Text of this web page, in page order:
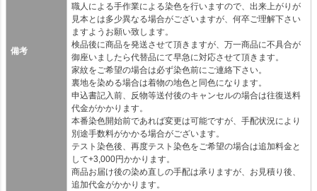
備考
職人による手作業による染色を行いますので、出来上がりが
見本とは多少異なる場合がございますが、何卒ご理解下さい
ますようお願い致します。
検品後に商品を発送させて頂きますが、万一商品に不具合が
御座いましたら代替品にて早急に対応させて頂きます。
家紋をご希望の場合は必ず染色前にご連絡下さい。
裏地を染める場合は着物の地色と同色になります。
申込書記入前、反物等送付後のキャンセルの場合は往復送料
代金がかかります。
本番染色開始前であれば変更は可能ですが、手配状況により
別途手数料がかかる場合がございます。
テスト染色後、再度テスト染色をご希望の場合は追加料金と
して+3,000円かかります。
商品お届け後の染め直しの手配は承りますが、お見積り後、
追加代金がかかります。